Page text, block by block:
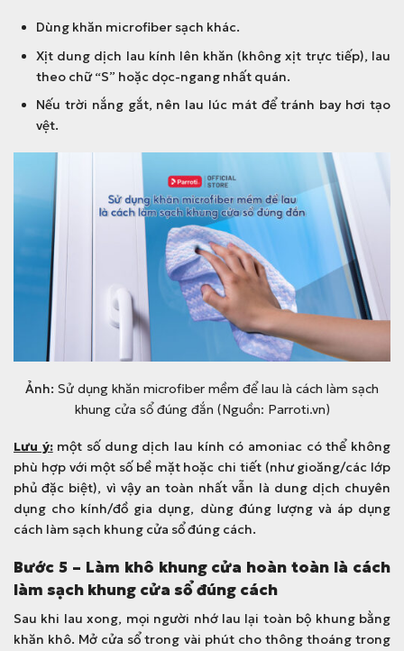
0
0
8
0
đ
.
Dùng khăn microfiber sạch khác.
Xịt dung dịch lau kính lên khăn (không xịt trực tiếp), lau
theo chữ “S” hoặc dọc-ngang nhất quán.
Nếu trời nắng gắt, nên lau lúc mát để tránh bay hơi tạo
vệt.
Ảnh: Sử dụng khăn microfiber mềm để lau là cách làm sạch
khung cửa sổ đúng đắn (Nguồn: Parroti.vn)
Lưu ý:một số dung dịch lau kính có amoniac có thể không
phù hợp với một số bề mặt hoặc chi tiết (như gioăng/các lớp
phủ đặc biệt), vì vậy an toàn nhất vẫn là dung dịch chuyên
dụng cho kính/đồ gia dụng, dùng đúng lượng và áp dụng
cách làm sạch khung cửa sổ đúng cách.
Bước 5 – Làm khô khung cửa hoàn toàn là cách
làm sạch khung cửa sổ đúng cách
Sau khi lau xong, mọi người nhớ lau lại toàn bộ khung bằng
khăn khô. Mở cửa sổ trong vài phút cho thông thoáng trong